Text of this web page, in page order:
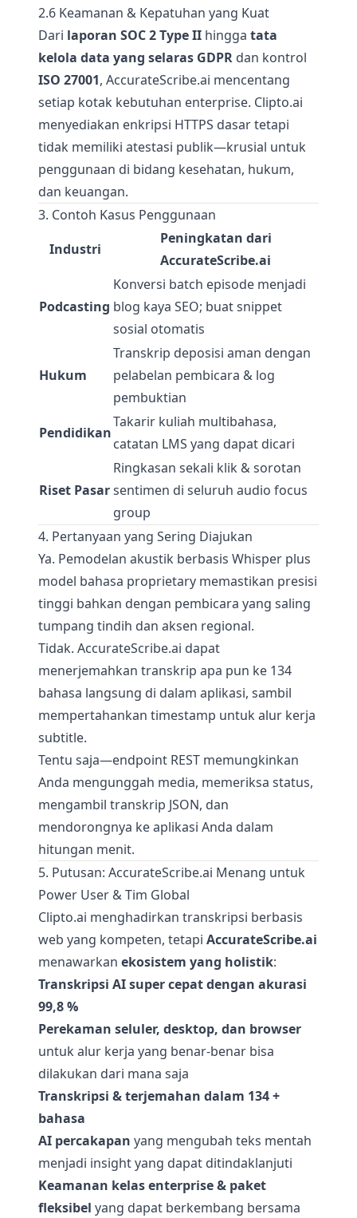
2.6 Keamanan & Kepatuhan yang Kuat
Dari laporan SOC 2 Type II hingga tata
kelola data yang selaras GDPR dan kontrol
ISO 27001, AccurateScribe.ai mencentang
setiap kotak kebutuhan enterprise. Clipto.ai
menyediakan enkripsi HTTPS dasar tetapi
tidak memiliki atestasi publik—krusial untuk
penggunaan di bidang kesehatan, hukum,
dan keuangan.
3. Contoh Kasus Penggunaan
Industri
Peningkatan dari
AccurateScribe.ai
Podcasting
Konversi batch episode menjadi
blog kaya SEO; buat snippet
sosial otomatis
Hukum
Transkrip deposisi aman dengan
pelabelan pembicara & log
pembuktian
Pendidikan
Takarir kuliah multibahasa,
catatan LMS yang dapat dicari
Riset Pasar
Ringkasan sekali klik & sorotan
sentimen di seluruh audio focus
group
4. Pertanyaan yang Sering Diajukan
Ya. Pemodelan akustik berbasis Whisper plus
model bahasa proprietary memastikan presisi
tinggi bahkan dengan pembicara yang saling
tumpang tindih dan aksen regional.
Tidak. AccurateScribe.ai dapat
menerjemahkan transkrip apa pun ke 134
bahasa langsung di dalam aplikasi, sambil
mempertahankan timestamp untuk alur kerja
subtitle.
Tentu saja—endpoint REST memungkinkan
Anda mengunggah media, memeriksa status,
mengambil transkrip JSON, dan
mendorongnya ke aplikasi Anda dalam
hitungan menit.
5. Putusan: AccurateScribe.ai Menang untuk
Power User & Tim Global
Clipto.ai menghadirkan transkripsi berbasis
web yang kompeten, tetapi AccurateScribe.ai
menawarkan ekosistem yang holistik:
Transkripsi AI super cepat dengan akurasi
99,8 %
Perekaman seluler, desktop, dan browser
untuk alur kerja yang benar-benar bisa
dilakukan dari mana saja
Transkripsi & terjemahan dalam 134 +
bahasa
AI percakapan yang mengubah teks mentah
menjadi insight yang dapat ditindaklanjuti
Keamanan kelas enterprise & paket
fleksibel yang dapat berkembang bersama